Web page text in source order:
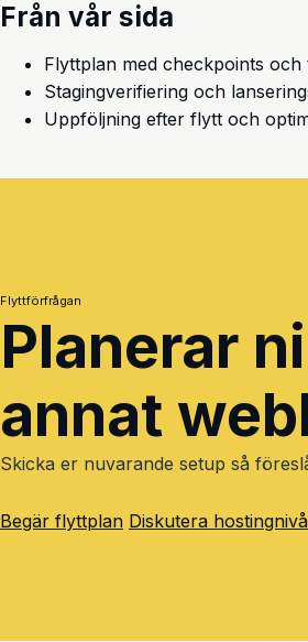
Från vår sida
Flyttplan med checkpoints och
Stagingverifiering och
Uppföljning efter flytt och
Flyttförfrågan
Planerar
annat
Skicka er nuvarande setup så
Begär flyttplan Diskutera hostingnivå